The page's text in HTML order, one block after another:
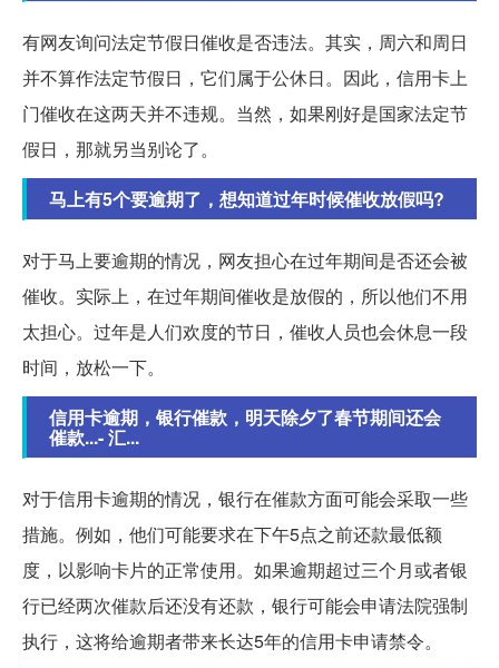
有网友询问法定节假日催收是否违法。其实，周六和周日
并不算作法定节假日，它们属于公休日。因此，信用卡上
门催收在这两天并不违规。当然，如果刚好是国家法定节
假日，那就另当别论了。
马上有5个要逾期了，想知道过年时候催收放假吗?
对于马上要逾期的情况，网友担心在过年期间是否还会被
催收。实际上，在过年期间催收是放假的，所以他们不用
太担心。过年是人们欢度的节日，催收人员也会休息一段
时间，放松一下。
信用卡逾期，银行催款，明天除夕了春节期间还会
催款...- 汇...
对于信用卡逾期的情况，银行在催款方面可能会采取一些
措施。例如，他们可能要求在下午5点之前还款最低额
度，以影响卡片的正常使用。如果逾期超过三个月或者银
行已经两次催款后还没有还款，银行可能会申请法院强制
执行，这将给逾期者带来长达5年的信用卡申请禁令。